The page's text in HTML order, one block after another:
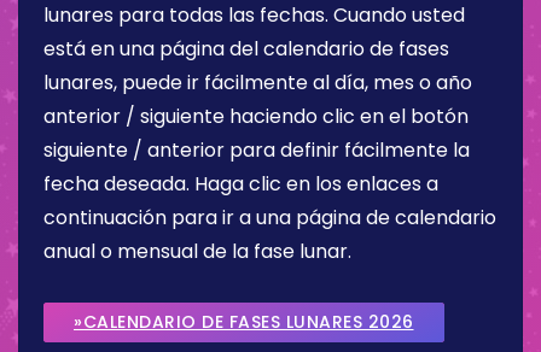
lunares para todas las fechas. Cuando usted
está en una página del calendario de fases
lunares, puede ir fácilmente al día, mes o año
anterior / siguiente haciendo clic en el botón
siguiente / anterior para definir fácilmente la
fecha deseada. Haga clic en los enlaces a
continuación para ir a una página de calendario
anual o mensual de la fase lunar.
»CALENDARIO DE FASES LUNARES 2026